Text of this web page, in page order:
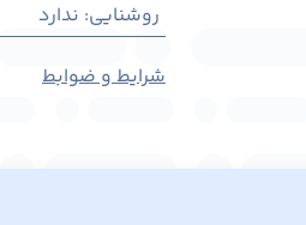
روشنایی: ندارد
شرایط و ضوابط